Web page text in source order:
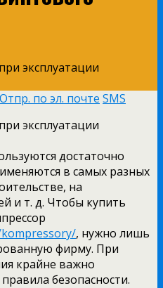
Отпр. по эл. почте SMS
достаточно
в самых разных
на
и т. д. Чтобы купить
, нужно лишь
фирму. При
крайне важно
безопасности.